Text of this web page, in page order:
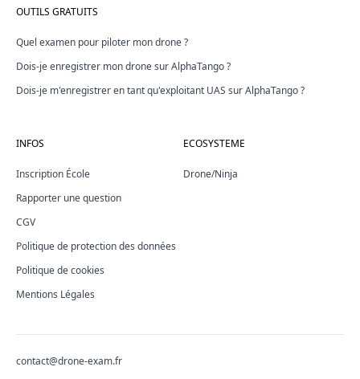
OUTILS GRATUITS
Quel examen pour piloter mon drone ?
Dois-je enregistrer mon drone sur AlphaTango ?
Dois-je m'enregistrer en tant qu'exploitant UAS sur AlphaTango ?
INFOS
Inscription École
Rapporter une question
CGV
Politique de protection des données
Politique de cookies
Mentions Légales
ECOSYSTEME
Drone/Ninja
contact@drone-exam.fr